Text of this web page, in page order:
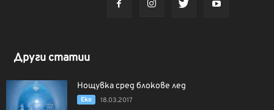
Други статии
Нощувка сред блокове лед
Еко 18.03.2017